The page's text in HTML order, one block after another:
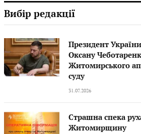
Вибір редакції
Президент
Оксану
Житомирського
суду
31.07.2026
Страшна спека
Житомирщину